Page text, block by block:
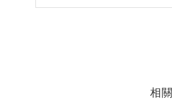
相